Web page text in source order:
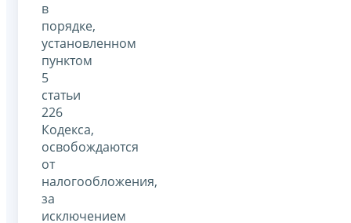
в
порядке,
установленном
пунктом
5
статьи
226
Кодекса,
освобождаются
от
налогообложения,
за
исключением